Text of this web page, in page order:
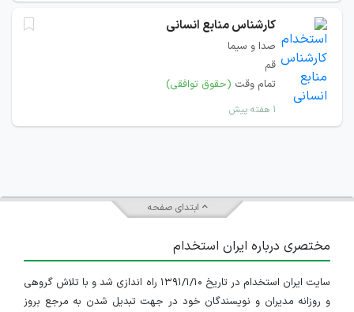
کارشناس منابع انسانی
صدا و سیما
قم
تمام وقت (حقوق توافقی)
۱ هفته پیش
ابتدای صفحه
مختصری درباره ایران استخدام
سایت ایران استخدام در تاریخ ۱۳۹۱/۱/۱۰ راه اندازی شد و با تلاش گروهی
و روزانه مدیران و نویسندگان خود در جهت تبدیل شدن به مرجع بروز